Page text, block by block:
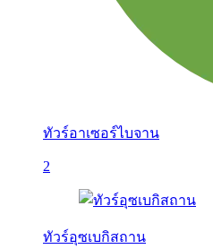
ทัวร์อาเซอร์ไบจาน
2
ทัวร์อุซเบกิสถาน